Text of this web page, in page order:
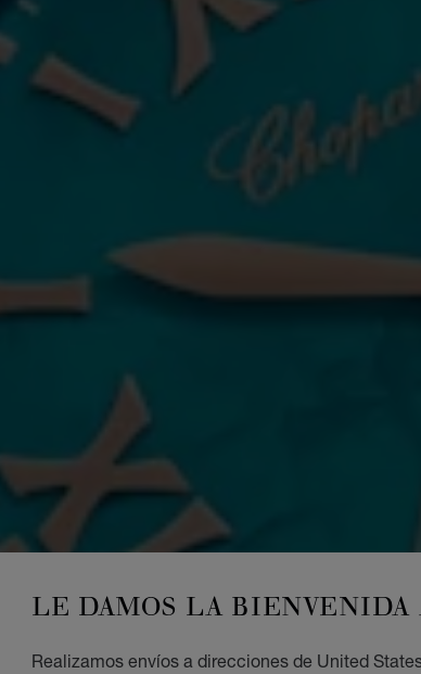
LE DAMOS LA BIENVENIDA
Realizamos envíos a direcciones de United